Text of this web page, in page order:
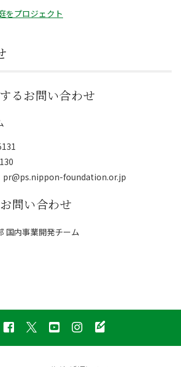
をプロジェクト
るお問い合わせ
pr@ps.nippon-foundation.or.jp
問い合わせ
国内事業開発チーム